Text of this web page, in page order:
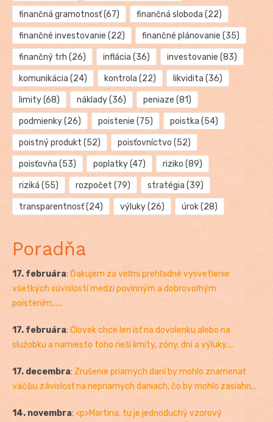
finančná gramotnosť(67) finančná sloboda (22)
finančné investovanie (22) finančné plánovanie (35)
finančný trh (26) inflácia (36) investovanie (83)
komunikácia (24) kontrola (22) likvidita (36)
limity(68) náklady(36) peniaze (81)
podmienky(26) poistenie (75) poistka (54)
poistný produkt (52) poisťovníctvo (52)
poisťovňa (53) poplatky(47) riziko (89)
riziká (55) rozpočet (79) stratégia (39)
transparentnosť(24) výluky(26) úrok(28)
Poradňa
17. februára: Ďakujem za veľmi prehľadné vysvetlenie
všetkých súvislostí medzi povinným a dobrovoľným
poistením......
17. februára: Človek chce len ísť na dovolenku alebo na
služobku a namiesto toho rieši limity, zóny, dni a výluky....
17. decembra: Zrušenie priamych daní by mohlo znamenať
väčšiu závislosť na nepriamych daniach, čo by mohlo zasiahn...
14. novembra: <p>Martina, tu je jednoduchý vzorový